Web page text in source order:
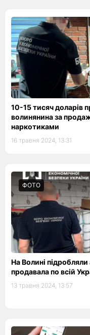
10-15 тисяч доларів
волинянина за
наркотиками
16 травня 2024, 13:31
ФОТО
На Волині
продавала по всій
13 травня 2024, 13:57